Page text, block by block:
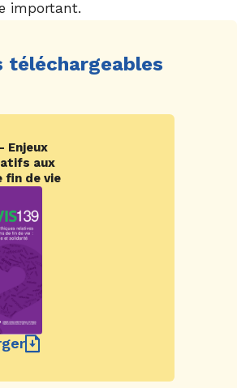
important.
téléchargeables
Enjeux
aux
fin de vie